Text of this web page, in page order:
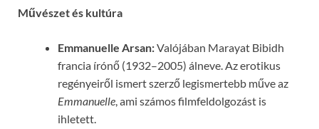
Művészet és kultúra
Emmanuelle Arsan:Valójában Marayat Bibidh
francia írónő (1932–2005) álneve. Az erotikus
regényeiről ismert szerző legismertebb műve az
Emmanuelle, ami számos filmfeldolgozást is
ihletett.